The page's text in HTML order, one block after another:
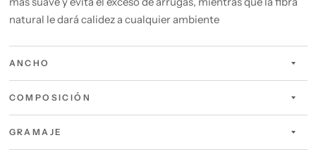
natural le dará calidez a cualquier ambiente
ANCHO
COMPOSICIÓN
GRAMAJE